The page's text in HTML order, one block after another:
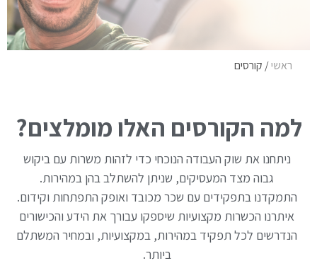
ראשי/ קורסים
למה הקורסים האלו מומלצים?
ניתחנו את שוק העבודה הנוכחי כדי לזהות משרות עם ביקוש
גבוה מצד המעסיקים, שניתן להשתלב בהן במהירות.
התמקדנו בתפקידים עם שכר מכובד ואופק התפתחות וקידום.
איתרנו הכשרות מקצועיות שיספקו עבורך את הידע והכישורים
הנדרשים לכל תפקיד במהירות, במקצועיות, ובמחיר המשתלם
ביותר.